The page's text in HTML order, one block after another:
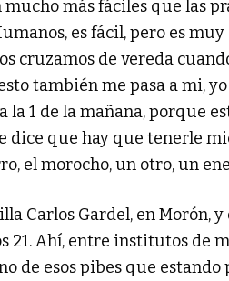
mucho más fáciles que las
es fácil, pero es
cruzamos de vereda
también me pasa a mi,
la 1 de la mañana, porque
dice que hay que tenerle
el morocho, un otro, un
Carlos Gardel, en Morón, y
21. Ahí, entre institutos de
de esos pibes que estando